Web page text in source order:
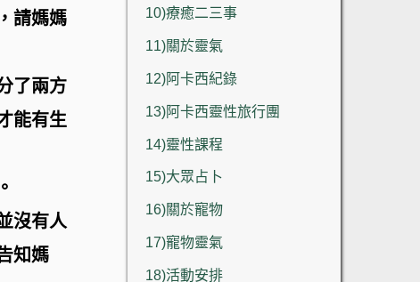
請媽媽
了兩方
能有生
沒有人
知媽
10)療癒二三事
11)關於靈氣
12)阿卡西紀錄
13)阿卡西靈性旅行團
14)靈性課程
15)大眾占卜
16)關於寵物
17)寵物靈氣
18)活動安排